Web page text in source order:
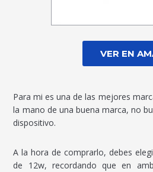
VER EN
Para mi es una de las mejores
la mano de una buena marca, no
dispositivo.
A la hora de comprarlo, debes
de 12w, recordando que en